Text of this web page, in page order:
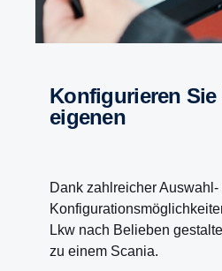
Konfigurieren Sie Ihren
eigenen
Dank zahlreicher Auswahl-
Lkw nach Belieben
zu einem Scania.